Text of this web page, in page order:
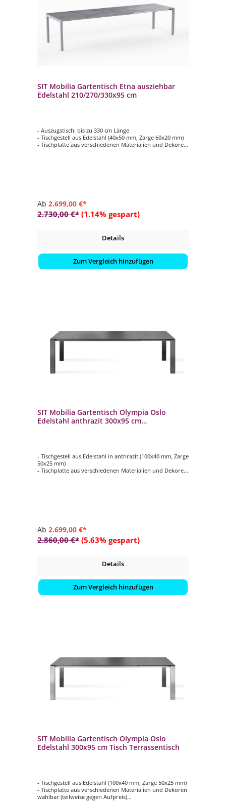
SIT Mobilia Gartentisch Etna ausziehbar
Edelstahl 210/270/330x95 cm
- Auszugstisch: bis zu 330 cm Länge
- Tischgestell aus Edelstahl (40x50 mm, Zarge 60x20 mm)
- Tischplatte aus verschiedenen Materialien und Dekoren
Ab 2.699,00 €*
2.730,00 €* (1.14% gespart)
Details
Zum Vergleich hinzufügen
SIT Mobilia Gartentisch Olympia Oslo
Edelstahl anthrazit 300x95 cm
- Tischgestell aus Edelstahl in anthrazit (100x40 mm, Zarge
50x25 mm)
- Tischplatte aus verschiedenen Materialien und Dekoren
Ab 2.699,00 €*
2.860,00 €* (5.63% gespart)
Details
Zum Vergleich hinzufügen
SIT Mobilia Gartentisch Olympia Oslo
Edelstahl 300x95 cm Tisch Terrassentisch
- Tischgestell aus Edelstahl (100x40 mm, Zarge 50x25 mm)
- Tischplatte aus verschiedenen Materialien und Dekoren
wählbar (teilweise gegen Aufpreis)